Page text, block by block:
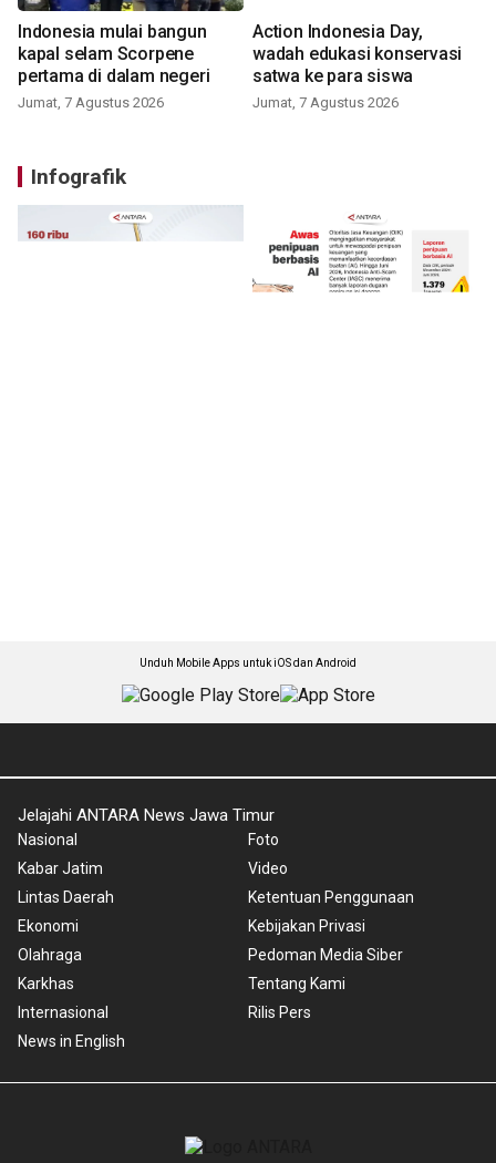
Indonesia mulai bangun
kapal selam Scorpene
pertama di dalam negeri
Jumat, 7 Agustus 2026
Action Indonesia Day,
wadah edukasi konservasi
satwa ke para siswa
Jumat, 7 Agustus 2026
Infografik
Unduh Mobile Apps untuk iOS dan Android
Jelajahi ANTARA News Jawa Timur
Nasional
Kabar Jatim
Lintas Daerah
Ekonomi
Olahraga
Karkhas
Internasional
News in English
Foto
Video
Ketentuan Penggunaan
Kebijakan Privasi
Pedoman Media Siber
Tentang Kami
Rilis Pers